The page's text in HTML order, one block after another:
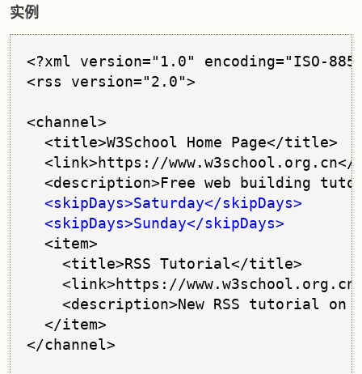
实例
<?xml version="1.0" encoding="ISO-
<rss version="2.0">
<channel>
  <title>W3School Home Page</title>
<link>https://www.w3school.org.cn</
<description>Free web building
<skipDays>Saturday</skipDays>
<skipDays>Sunday</skipDays>
  <item>
    <title>RSS Tutorial</title>
<link>https://
<description>New RSS tutorial on
  </item>
</channel>